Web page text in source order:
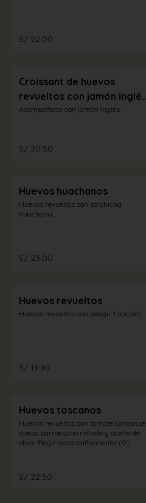
S/ 22.00
Croissant de huevos
revueltos con jamón inglés
y queso
Acompañado con jamón inglés.
S/ 20.50
Huevos huachanos
Huevos revueltos con salchicha
huachana.
S/ 23.00
Huevos revueltos
Huevos revueltos con (elegir 1 opción)
S/ 19.90
Huevos toscanos
Huevos revueltos con tomate concasse,
queso parmesano rallado y aceite de
oliva. Elegir acompañamiento: (01
S/ 22.50